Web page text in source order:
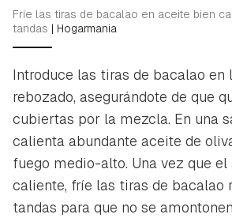
Fríe las tiras de bacalao en aceite bien
tandas | Hogarmania
Introduce las tiras de bacalao en
rebozado, asegurándote de que
cubiertas por la mezcla. En una
calienta abundante aceite de
fuego medio-alto. Una vez que
caliente, fríe las tiras de bacalao
tandas para que no se